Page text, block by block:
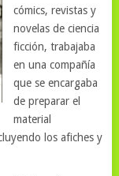
cómics, revistas y
novelas de ciencia
ficción, trabajaba
en una compañía
que se encargaba
de preparar el
material
los afiches y